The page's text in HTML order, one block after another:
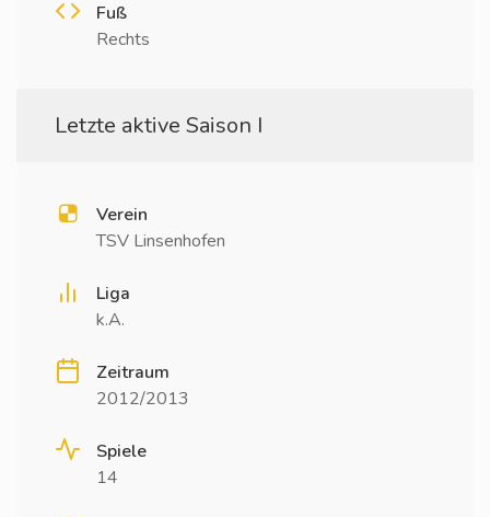
Fuß
Rechts
Letzte aktive Saison I
Verein
TSV Linsenhofen
Liga
k.A.
Zeitraum
2012/2013
Spiele
14